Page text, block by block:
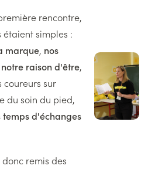
rencontre,
étaient simples :
marque, nos
notre raison d'être,
coureurs sur
du soin du pied,
d'échanges
donc remis des
Image
droite